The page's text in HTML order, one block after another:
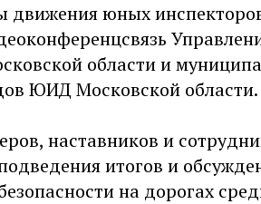
движения юных
области и
ЮИД Московской области.
наставников и
итогов и
на дорогах